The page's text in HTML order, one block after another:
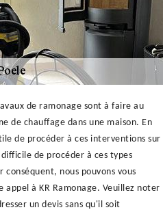
de ramonage sont à faire au
de chauffage dans une maison. En
de procéder à ces interventions sur
difficile de procéder à ces types
conséquent, nous pouvons vous
appel à KR Ramonage. Veuillez noter
un devis sans qu'il soit